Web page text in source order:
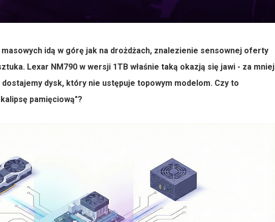
idą w górę jak na drożdżach, znalezienie sensownej oferty
Lexar NM790 w wersji 1TB właśnie taką okazją się jawi - za mniej
dysk, który nie ustępuje topowym modelom. Czy to
pamięciową"?